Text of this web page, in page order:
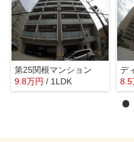
第25関根マンション
9.8万円 / 1LDK
デ
8.5